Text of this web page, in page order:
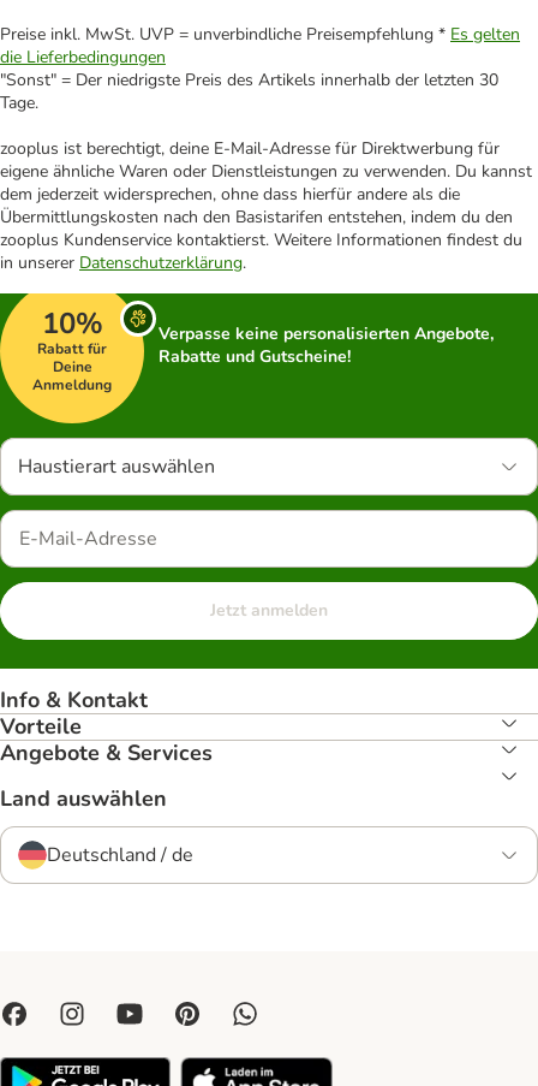
Preise inkl. MwSt. UVP = unverbindliche Preisempfehlung * Es gelten
die Lieferbedingungen
"Sonst" = Der niedrigste Preis des Artikels innerhalb der letzten 30
Tage.
zooplus ist berechtigt, deine E-Mail-Adresse für Direktwerbung für
eigene ähnliche Waren oder Dienstleistungen zu verwenden. Du kannst
dem jederzeit widersprechen, ohne dass hierfür andere als die
Übermittlungskosten nach den Basistarifen entstehen, indem du den
zooplus Kundenservice kontaktierst. Weitere Informationen findest du
in unserer Datenschutzerklärung.
10%
Rabatt für
Deine
Anmeldung
Verpasse keine personalisierten Angebote,
Rabatte und Gutscheine!
Haustierart auswählen
Jetzt anmelden
Info & Kontakt
Vorteile
Angebote & Services
Land auswählen
Deutschland / de